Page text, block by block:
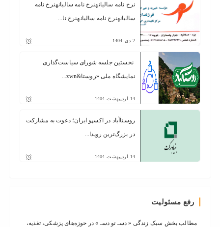
نرخ نامه سالیانهنرخ نامه سالیانهنرخ نامه
سالیانهنرخ نامه سالیانهنرخ نا...
2 دی 1404
نخستین جلسه شورای سیاست‌گذاری
نمایشگاه ملی «روستا&zwn...
14 اردیبهشت 1404
روستا‌آباد در اکسپو ایران؛ دعوت به مشارکت
در بزرگ‌ترین رویدا...
14 اردیبهشت 1404
رفع مسئولیت
مطالب بخش سبک زندگی « دسـ تو دسـ » در حوزه‌های پزشکی، تغذیه،